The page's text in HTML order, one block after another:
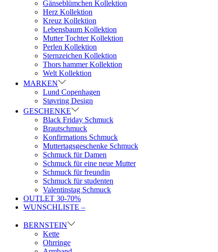
Gänseblümchen Kollektion
Herz Kollektion
Kreuz Kollektion
Lebensbaum Kollektion
Mutter Tochter Kollektion
Perlen Kollektion
Sternzeichen Kollektion
Thors hammer Kollektion
Welt Kollektion
MARKEN
Lund Copenhagen
Støvring Design
GESCHENKE
Black Friday Schmuck
Brautschmuck
Konfirmations Schmuck
Muttertagsgeschenke Schmuck
Schmuck für Damen
Schmuck für eine neue Mutter
Schmuck für freundin
Schmuck für studenten
Valentinstag Schmuck
OUTLET 30-70%
WUNSCHLISTE –
BERNSTEIN
Kette
Ohrringe